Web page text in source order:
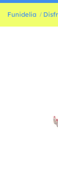
Funidelia